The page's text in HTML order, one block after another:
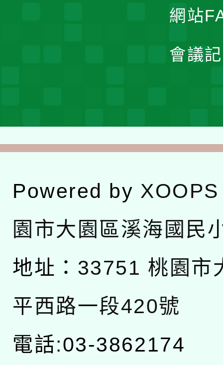
網站
會議
Powered by XOOPS
園市大園區溪海國民
地址： 33751 桃園市
平西路一段420號
電話:03-3862174